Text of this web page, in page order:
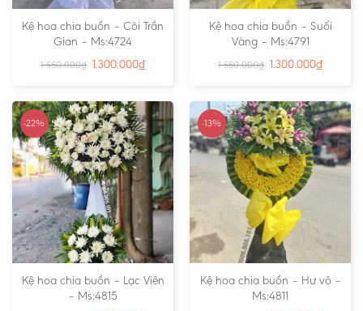
Kệ hoa chia buồn – Cõi Trần
Gian – Ms:4724
1.550.000₫ 1.300.000₫
Kệ hoa chia buồn – Suối
Vàng – Ms:4791
1.550.000₫ 1.300.000₫
-22%
Kệ hoa chia buồn – Lạc Viên
– Ms:4815
-13%
Kệ hoa chia buồn – Hư vô –
Ms:4811